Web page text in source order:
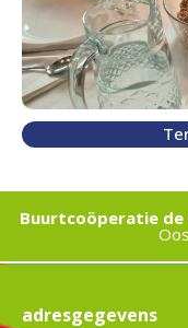
Buurtcoöperatie de
adresgegevens